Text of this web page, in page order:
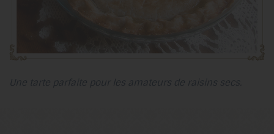
Une tarte parfaite pour les amateurs de raisins secs.